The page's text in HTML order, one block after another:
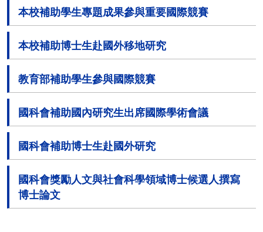
本校補助學生專題成果參與重要國際競賽
本校補助博士生赴國外移地研究
教育部補助學生參與國際競賽
國科會補助國內研究生出席國際學術會議
國科會補助博士生赴國外研究
國科會獎勵人文與社會科學領域博士候選人撰寫
博士論文